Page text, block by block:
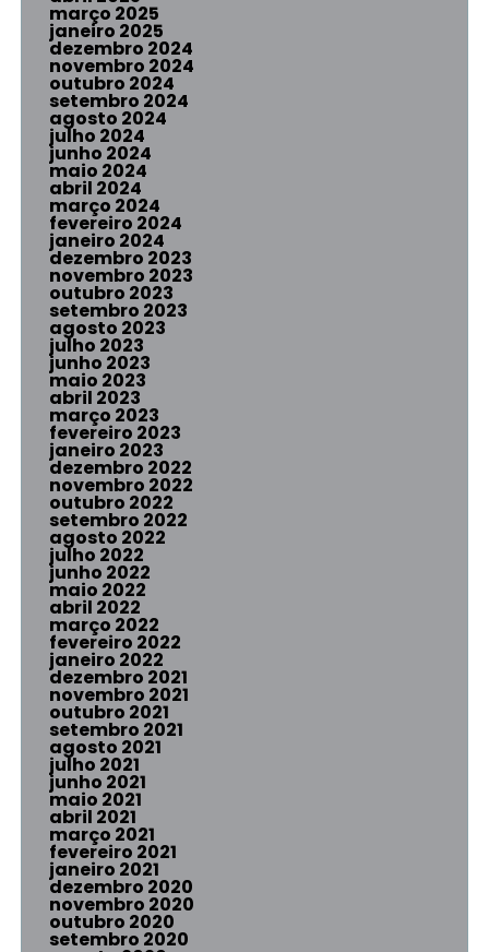
março 2025
janeiro 2025
dezembro 2024
novembro 2024
outubro 2024
setembro 2024
agosto 2024
julho 2024
junho 2024
maio 2024
abril 2024
março 2024
fevereiro 2024
janeiro 2024
dezembro 2023
novembro 2023
outubro 2023
setembro 2023
agosto 2023
julho 2023
junho 2023
maio 2023
abril 2023
março 2023
fevereiro 2023
janeiro 2023
dezembro 2022
novembro 2022
outubro 2022
setembro 2022
agosto 2022
julho 2022
junho 2022
maio 2022
abril 2022
março 2022
fevereiro 2022
janeiro 2022
dezembro 2021
novembro 2021
outubro 2021
setembro 2021
agosto 2021
julho 2021
junho 2021
maio 2021
abril 2021
março 2021
fevereiro 2021
janeiro 2021
dezembro 2020
novembro 2020
outubro 2020
setembro 2020